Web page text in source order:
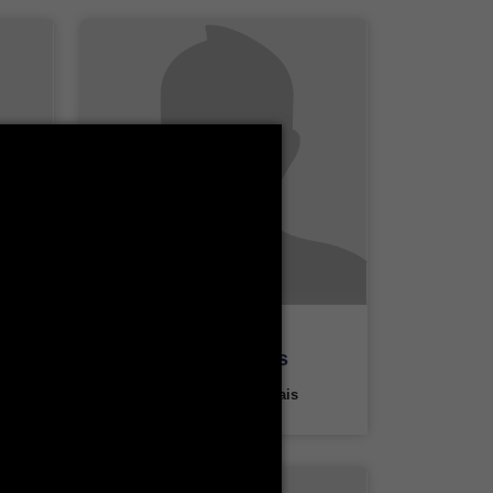
Kaouach Ines
Département Français